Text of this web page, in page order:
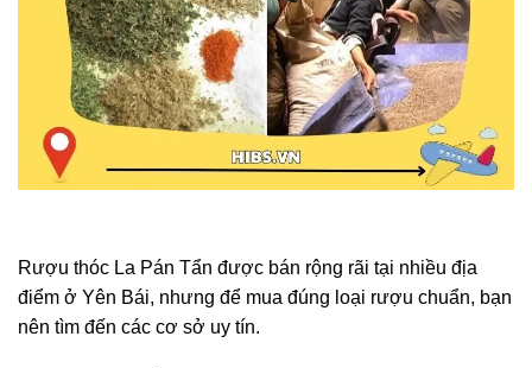
Rượu thóc La Pán Tẩn được bán rộng rãi tại nhiều địa
điểm ở Yên Bái, nhưng để mua đúng loại rượu chuẩn, bạn
nên tìm đến các cơ sở uy tín.